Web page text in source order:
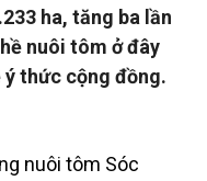
ha, tăng ba lần
nuôi tôm ở đây
thức cộng đồng.
nuôi tôm Sóc